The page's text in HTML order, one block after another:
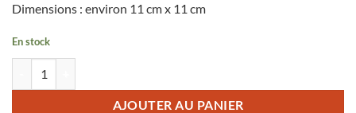
Dimensions : environ 11 cm x 11 cm
En stock
AJOUTER AU PANIER